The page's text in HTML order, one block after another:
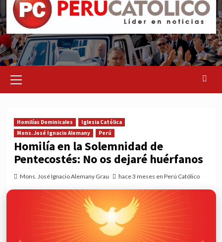
Menu
Homilías Dominicales
Iglesia Católica
Mons. José Ignacio Alemany
Perú
Homilía en la Solemnidad de
Pentecostés: No os dejaré huérfanos
Mons. José Ignacio Alemany Grau hace 3 meses en Perú Católico